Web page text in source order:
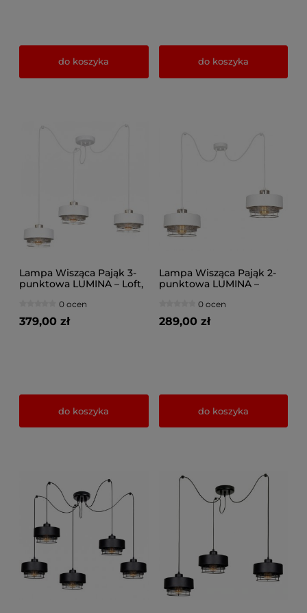
do koszyka do koszyka
Lampa Wisząca Pająk 3-
punktowa LUMINA – Loft,
Kolorów) 8653-BS
0 ocen
379,00 zł
do koszyka
Lampa Wisząca Pająk 2-
punktowa LUMINA –
(Różne kolory) 8652-BS
0 ocen
289,00 zł
do koszyka